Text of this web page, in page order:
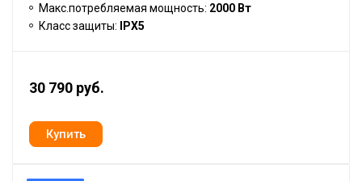
Макс.потребляемая мощность: 2000 Вт
Класс защиты:
IPX5
30 790 руб.